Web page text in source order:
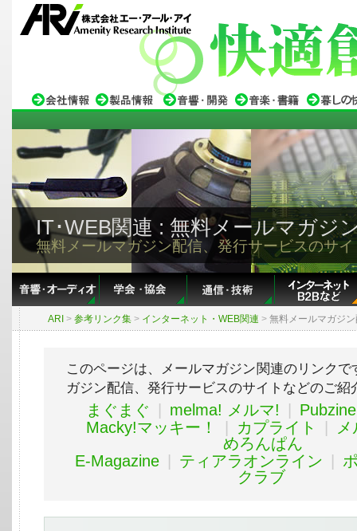
IT･WEB関連 : 無料メールマガジ
無料メールマガジン配信、発行サービスのサ
ARI > 参考リンク集 > インターネット・WEB関連 > 無料メールマガジ
このページは、メールマガジン関連のリンクで
ガジン配信、発行サービスのサイトなどのご紹
まぐまぐ melma! メルマ!
Macky!マッキー！
カプライト
めろんぱん
E-Magazine
ティアラオンライン
クラブ